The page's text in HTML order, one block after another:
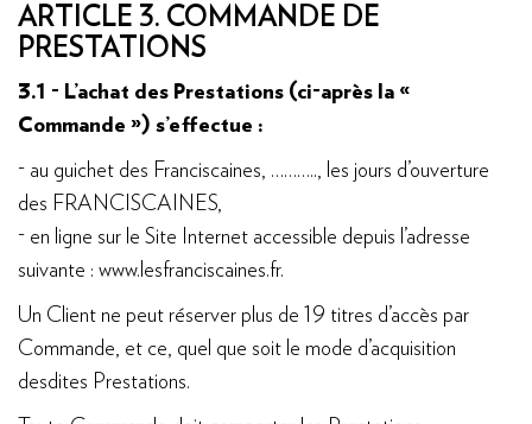
ARTICLE 3. COMMANDE DE
PRESTATIONS
3.1 - L’achat des Prestations (ci-après la «
Commande ») s’effectue :
- au guichet des Franciscaines, ……….., les jours d’ouverture
des FRANCISCAINES,
- en ligne sur le Site Internet accessible depuis l’adresse
suivante : www.lesfranciscaines.fr.
Un Client ne peut réserver plus de 19 titres d’accès par
Commande, et ce, quel que soit le mode d’acquisition
desdites Prestations.